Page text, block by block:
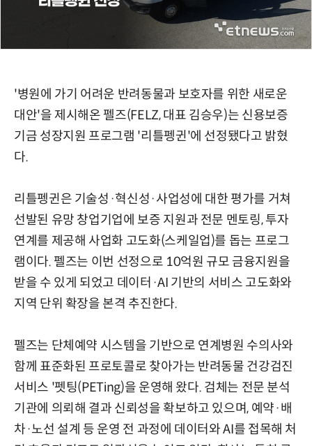
'병원에 가기 어려운 반려동물과 보호자를 위한 새로운
대안'을 제시해온 펠즈(FELZ, 대표 김승우)는 신용보증
기금 성장지원 프로그램 '리틀펭귄'에 선정됐다고 밝혔
다.
리틀펭귄은 기술성·혁신성·사업성에 대한 평가를 거쳐
선발된 유망 창업기업에 보증 지원과 전문 멘토링, 투자
연계를 제공해 사업화 고도화(스케일업)를 돕는 프로그
램이다. 펠즈는 이번 선정으로 10억원 규모 금융지원을
받을 수 있게 되었고 데이터·AI 기반의 서비스 고도화와
지역 단위 확장을 본격 추진한다.
펠즈는 단체예약 시스템을 기반으로 연계병원 수의사와
함께 표준화된 프로토콜로 찾아가는 반려동물 건강검진
서비스 '펫팅(PETing)을 운영해 왔다. 검체는 전문 분석
기관에 의뢰해 결과 신뢰성을 확보하고 있으며, 예약·배
차·노선 설계 등 운영 전 과정에 데이터와 AI를 접목해 처